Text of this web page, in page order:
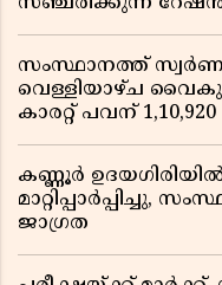
സംസ്ഥാനത്ത്
വെള്ളിയാഴ്ച
കാരറ്റ് പവന്
കണ്ണൂർ
മാറ്റിപ്പാർപ്പിച്ചു,
ജാഗ്രത